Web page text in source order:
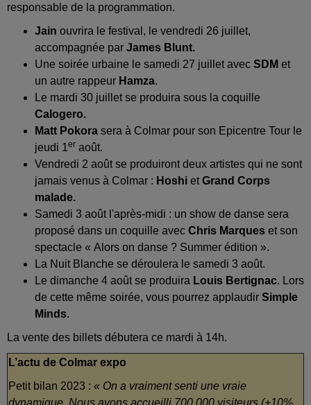
responsable de la programmation.
Jain ouvrira le festival, le vendredi 26 juillet,
accompagnée par James Blunt.
Une soirée urbaine le samedi 27 juillet avec SDM et
un autre rappeur Hamza.
Le mardi 30 juillet se produira sous la coquille
Calogero.
Matt Pokora sera à Colmar pour son Epicentre Tour le
jeudi 1er août.
Vendredi 2 août se produiront deux artistes qui ne sont
jamais venus à Colmar : Hoshi etGrand Corps
malade.
Samedi 3 août l'après-midi : un show de danse sera
proposé dans un coquille avec Chris Marques et son
spectacle « Alors on danse ? Summer édition ».
La Nuit Blanche se déroulera le samedi 3 août.
Le dimanche 4 août se produira Louis Bertignac. Lors
de cette même soirée, vous pourrez applaudir Simple
Minds.
La vente des billets débutera ce mardi à 14h.
L’actu de Colmar expo
Petit bilan 2023 : « On a vraiment senti une vraie
dynamique. Nous avons accueilli 700 000 visiteurs (+10%